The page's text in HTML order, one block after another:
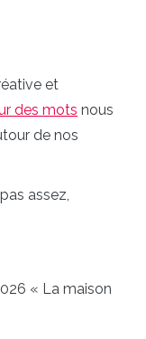
et
des mots nous
de nos
assez,
« La maison